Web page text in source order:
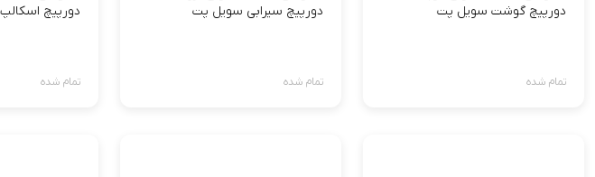
دورپيچ گوشت سویل پت
تمام شده
دورپيچ سيرابی سویل پت
تمام شده
دورپیچ
تمام شده